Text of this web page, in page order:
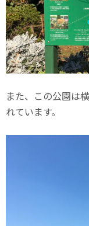
また、この公園は
れています。